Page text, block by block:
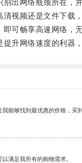
网络瓶颈所在，并
频还是文件下载，
畅享高速网络，无
网络速度的利器，
能够找到最优惠的价格，买
满足我所有的购物需求。